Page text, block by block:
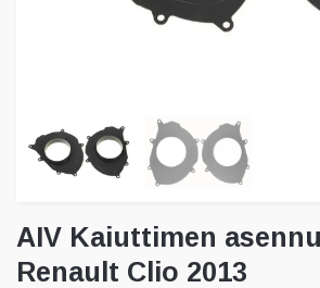
AIV Kaiuttimen
Renault Clio 2013